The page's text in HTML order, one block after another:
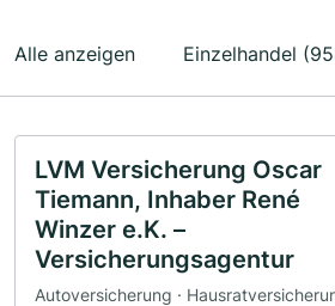
Alle anzeigen Einzelhandel
LVM Versicherung Oscar
Tiemann, Inhaber René
Winzer e.K. –
Versicherungsagentur
Autoversicherung ·